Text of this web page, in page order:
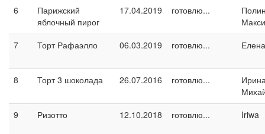
6
Парижский
яблочный пирог
17.04.2019 готовлю...
7
Торт Рафаэлло 06.03.2019 готовлю... Елена
8 Торт 3 шоколада 26.07.2016 готовлю...
9
Ризотто 12.10.2018 готовлю... Iriwa